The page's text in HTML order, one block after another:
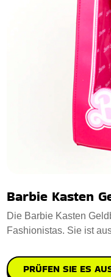
Barbie Kasten
Die Barbie Kasten
Fashionistas. Sie ist
PRÜFEN SIE ES